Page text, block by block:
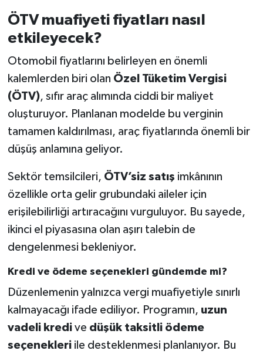
ÖTV muafiyeti fiyatları nasıl
etkileyecek?
Otomobil fiyatlarını belirleyen en önemli
kalemlerden biri olan Özel Tüketim Vergisi
(ÖTV), sıfır araç alımında ciddi bir maliyet
oluşturuyor. Planlanan modelde bu verginin
tamamen kaldırılması, araç fiyatlarında önemli bir
düşüş anlamına geliyor.
Sektör temsilcileri, ÖTV’siz satış imkânının
özellikle orta gelir grubundaki aileler için
erişilebilirliği artıracağını vurguluyor. Bu sayede,
ikinci el piyasasına olan aşırı talebin de
dengelenmesi bekleniyor.
Kredi ve ödeme seçenekleri gündemde mi?
Düzenlemenin yalnızca vergi muafiyetiyle sınırlı
kalmayacağı ifade ediliyor. Programın, uzun
vadeli kredive düşük taksitli ödeme
seçenekleriile desteklenmesi planlanıyor. Bu